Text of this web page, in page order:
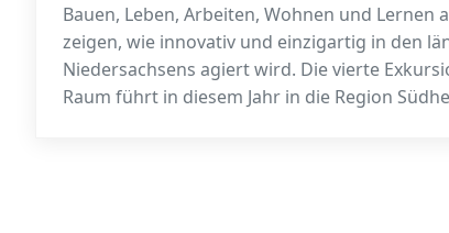
Bauen, Leben, Arbeiten, Wohnen und Lernen
zeigen, wie innovativ und einzigartig in den
Niedersachsens agiert wird. Die vierte
Raum führt in diesem Jahr in die Region